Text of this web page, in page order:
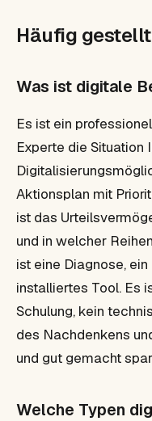
Häufig
Was ist digitale
Es ist ein
Experte die Situation
Aktionsplan mit
ist das
und in welcher
ist eine Diagnose,
installiertes Tool. Es
Schulung, kein
des Nachdenkens
und gut gemacht
Welche Typen